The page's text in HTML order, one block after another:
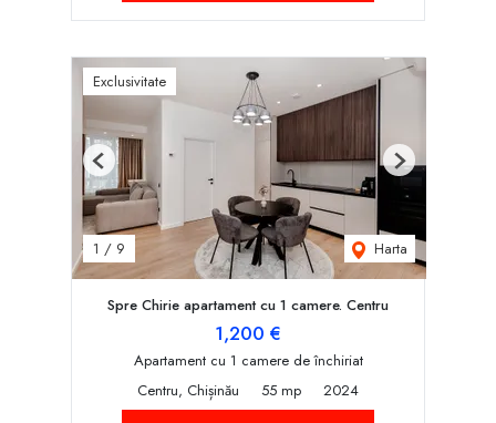
Exclusivitate
1 / 9 Harta
Previous Next
Spre Chirie apartament cu 1 camere. Centru
1,200 €
Apartament cu 1 camere de închiriat
Centru, Chișinău
55 mp
2024